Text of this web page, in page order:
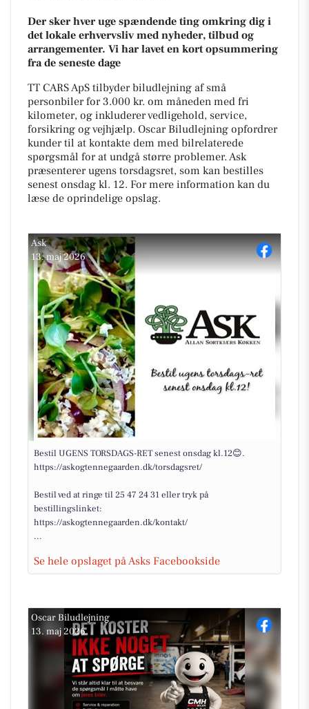
Der sker hver uge spændende ting omkring dig i
det lokale erhvervsliv med nyheder, tilbud og
arrangementer. Vi har lavet en kort opsummering
fra de seneste dage
TT CARS ApS tilbyder biludlejning af små
personbiler for 3.000 kr. om måneden med fri
kilometer, og inkluderer vedligehold, service,
forsikring og vejhjælp. Oscar Biludlejning opfordrer
kunder til at kontakte dem med bilrelaterede
spørgsmål for at undgå større problemer. Ask
præsenterer ugens torsdagsret, som kan bestilles
senest onsdag kl. 12. For mere information kan du
læse de oprindelige opslag.
Ask
13. maj 2026
Bestil UGENS TORSDAGS-RET senest onsdag kl.12😊.
https://askogtennegaarden.dk/torsdagsret/
Bestil ved at ringe til 25 47 24 31 eller tryk på
bestillingslinket:
https://askogtennegaarden.dk/kontakt/
...
Se hele opslaget på Asks Facebookside
Oscar Biludlejning
13. maj 2026